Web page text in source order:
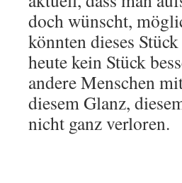
doch wünscht,
könnten dieses
heute kein Stück
andere Menschen
diesem Glanz,
nicht ganz verloren.